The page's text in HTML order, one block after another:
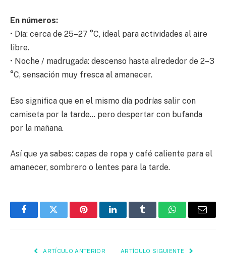
En números:
• Día: cerca de 25–27 °C, ideal para actividades al aire
libre.
• Noche / madrugada: descenso hasta alrededor de 2–3
°C, sensación muy fresca al amanecer.
Eso significa que en el mismo día podrías salir con
camiseta por la tarde… pero despertar con bufanda
por la mañana.
Así que ya sabes: capas de ropa y café caliente para el
amanecer, sombrero o lentes para la tarde.
FacebookTwitter PinterestLinkedInTumblr WhatsAppEmail
ARTÍCULO ANTERIOR ARTÍCULO SIGUIENTE